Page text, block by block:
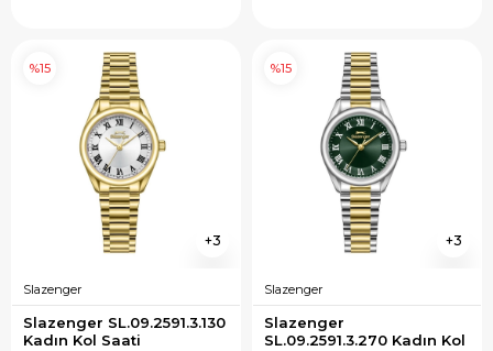
3
Slazenger
Slazenger SL.09.2591.3.130
Kadın Kol Saati
%15
3
Slazenger
Slazenger
SL.09.2591.3.270 Kadın Kol
%15